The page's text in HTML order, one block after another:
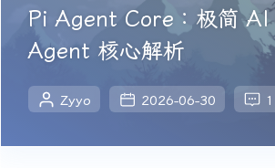
Pi Agent Core：极简 AI
Agent 核心解析
Zyyo 2026-06-30